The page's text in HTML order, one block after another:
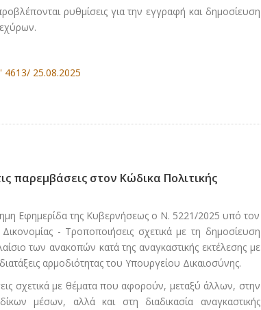
ρυθμίσεις για την εγγραφή και δημοσίευση
25.08.2025
παρεμβάσεις στον Κώδικα Πολιτικής
Εφημερίδα της Κυβερνήσεως ο Ν. 5221/2025 υπό τον
- Τροποποιήσεις σχετικά με τη δημοσίευση
των ανακοπών κατά της αναγκαστικής εκτέλεσης με
αρμοδιότητας του Υπουργείου Δικαιοσύνης.
σχετικά με θέματα που αφορούν, μεταξύ άλλων, στην
μέσων, αλλά και στη διαδικασία αναγκαστικής